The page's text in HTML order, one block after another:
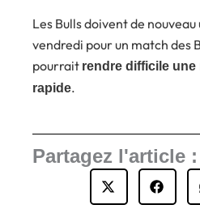
Les Bulls doivent de
vendredi pour un match des
pourrait rendre difficile
rapide.
Partagez l'article :